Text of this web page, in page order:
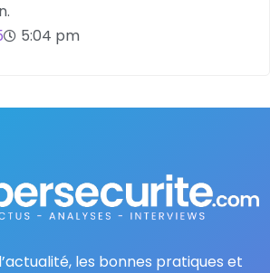
5:04 pm
les bonnes pratiques et